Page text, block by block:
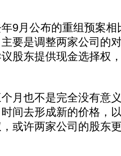
月公布的重组预案相
要是调整两家公司的
股东提供现金选择权
也不是完全没有意
间去形成新的价格，
或许两家公司的股东